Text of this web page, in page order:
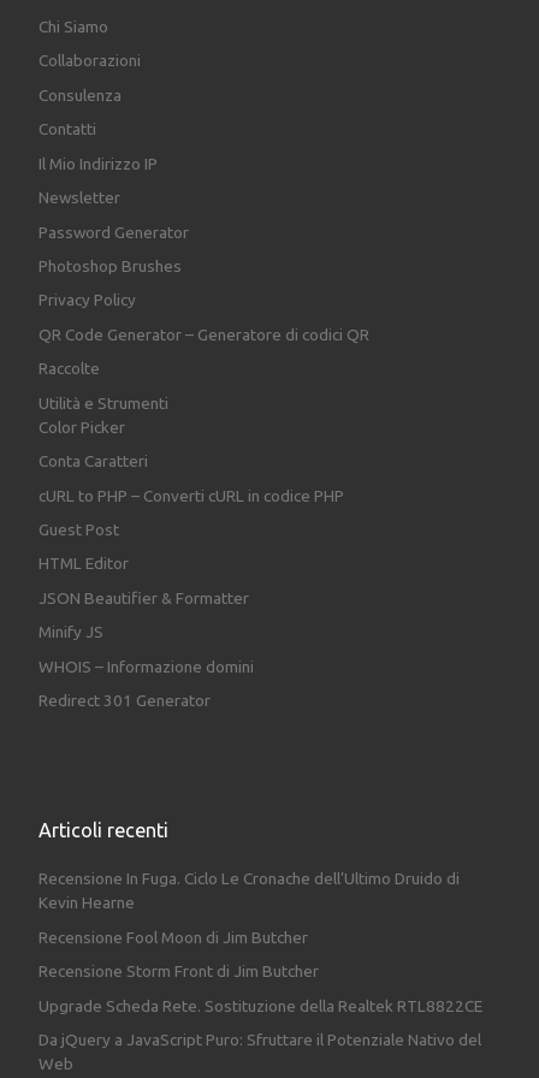
Chi Siamo
Collaborazioni
Consulenza
Contatti
Il Mio Indirizzo IP
Newsletter
Password Generator
Photoshop Brushes
Privacy Policy
QR Code Generator – Generatore di codici QR
Raccolte
Utilità e Strumenti
Color Picker
Conta Caratteri
cURL to PHP – Converti cURL in codice PHP
Guest Post
HTML Editor
JSON Beautifier & Formatter
Minify JS
WHOIS – Informazione domini
Redirect 301 Generator
Articoli recenti
Recensione In Fuga. Ciclo Le Cronache dell’Ultimo Druido di
Kevin Hearne
Recensione Fool Moon di Jim Butcher
Recensione Storm Front di Jim Butcher
Upgrade Scheda Rete. Sostituzione della Realtek RTL8822CE
Da jQuery a JavaScript Puro: Sfruttare il Potenziale Nativo del
Web